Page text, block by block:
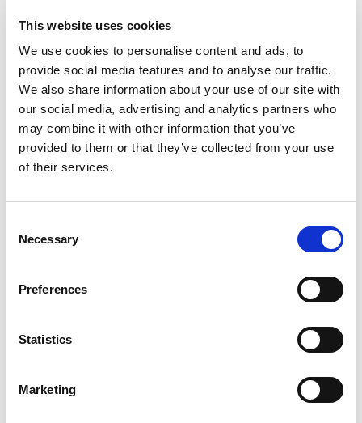
This website uses cookies
We use cookies to personalise content and ads, to
provide social media features and to analyse our traffic.
We also share information about your use of our site with
our social media, advertising and analytics partners who
may combine it with other information that you’ve
provided to them or that they’ve collected from your use
of their services.
Selection
Necessary
Preferences
Statistics
Marketing
ogni cliente, siamo convinti che le installazioni del
impressione. Tutte le combinazioni di trattamenti, per
coppie, famiglie oppure amici vengono offerte nella
nostra suite con idromassaggio e sauna privata. “Il
culmine dell' esperienza del benessere olistico” - lo
provi... per viziarsi!